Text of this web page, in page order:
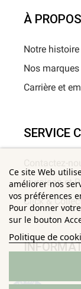
Ce site Web
améliorer nos
vos préférences
Pour donner
sur le bouton
Politique de
À
Notre histoire
Nos marques
Carrière et
SERVICE
Livraison et
Click & Collect